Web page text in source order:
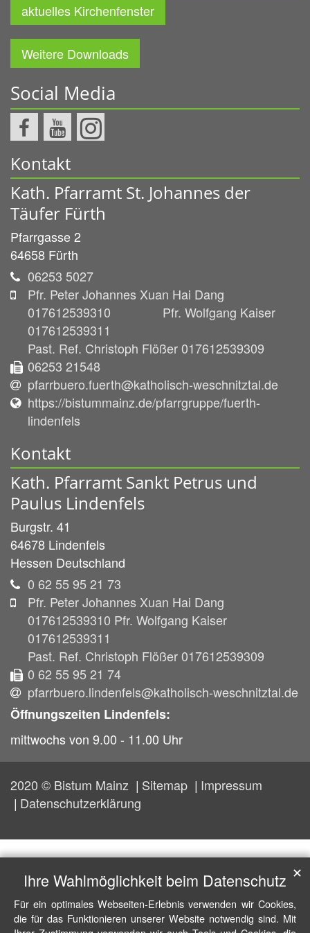
aktuelles Kirchenfenster
Weitere Downloads
Social Media
Kontakt
Kath. Pfarramt St. Johannes der
Täufer Fürth
Pfarrgasse 2
64658 Fürth
06253 5027
Pfr. Peter Johannes Xuan Hai Dang
017612539310 Pfr. Wolfgang Kaiser
017612539311
Past. Ref. Christoph Flößer 017612539309
06253 21548
pfarrbuero.fuerth@katholisch-weschnitztal.de
https://bistummainz.de/pfarrgruppe/fuerth-
lindenfels
Kontakt
Kath. Pfarramt Sankt Petrus und
Paulus Lindenfels
Burgstr. 41
64678 Lindenfels
Hessen Deutschland
0 62 55 95 21 73
Pfr. Peter Johannes Xuan Hai Dang
017612539310 Pfr. Wolfgang Kaiser
017612539311
Past. Ref. Christoph Flößer 017612539309
0 62 55 95 21 74
pfarrbuero.lindenfels@katholisch-weschnitztal.de
Öffnungszeiten Lindenfels:
mittwochs von 9.00 - 11.00 Uhr
2020 © Bistum Mainz Sitemap
Impressum
Datenschutzerklärung
Ihre Wahlmöglichkeit beim Datenschutz
Für ein optimales Webseiten-Erlebnis verwenden wir Cookies,
die für das Funktionieren unserer Website notwendig sind. Mit
✕